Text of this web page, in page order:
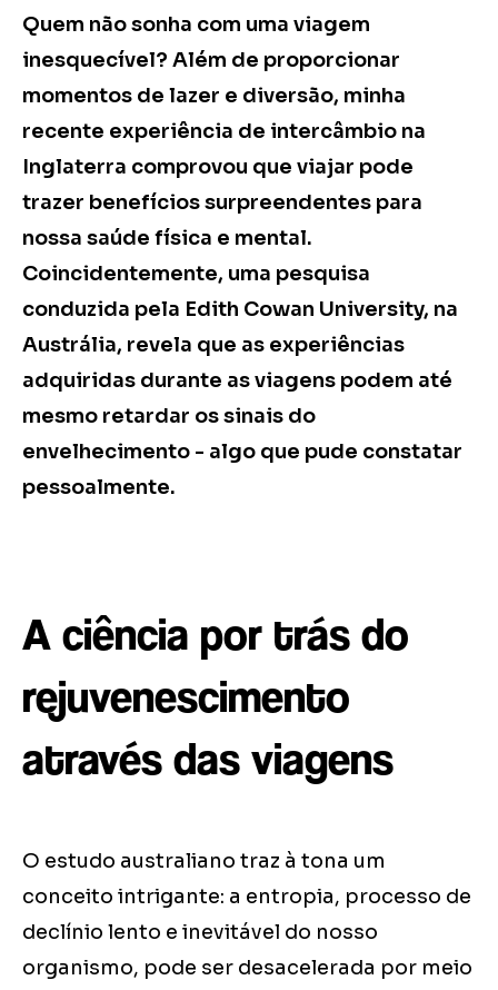
Quem não sonha com uma viagem
inesquecível? Além de proporcionar
momentos de lazer e diversão, minha
recente experiência de intercâmbio na
Inglaterra comprovou que viajar pode
trazer benefícios surpreendentes para
nossa saúde física e mental.
Coincidentemente, uma pesquisa
conduzida pela Edith Cowan University, na
Austrália, revela que as experiências
adquiridas durante as viagens podem até
mesmo retardar os sinais do
envelhecimento - algo que pude constatar
pessoalmente.
A ciência por trás do
rejuvenescimento
através das viagens
O estudo australiano traz à tona um
conceito intrigante: a entropia, processo de
declínio lento e inevitável do nosso
organismo, pode ser desacelerada por meio